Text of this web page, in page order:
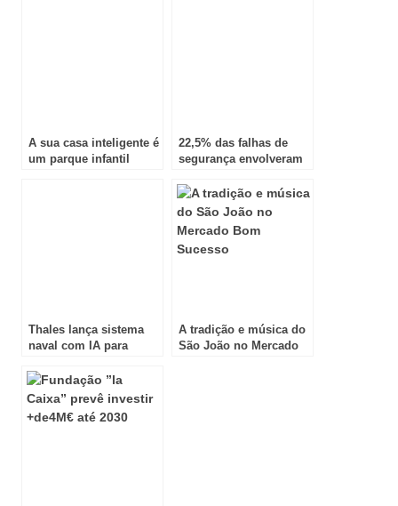
A sua casa inteligente é
um parque infantil
22,5% das falhas de
segurança envolveram
fornecedores
Thales lança sistema
naval com IA para
marítimas
A tradição e música do
São João no Mercado